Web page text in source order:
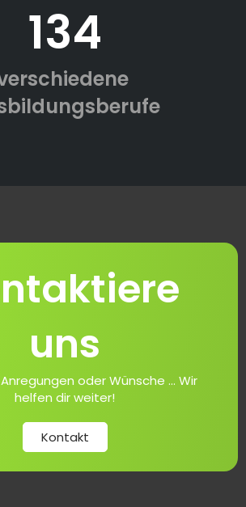
134
uns
oder Wünsche ... Wir
helfen dir weiter!
Kontakt